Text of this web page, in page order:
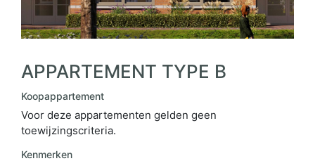
APPARTEMENT TYPE B
Koopappartement
Voor deze appartementen gelden geen
toewijzingscriteria.
Kenmerken